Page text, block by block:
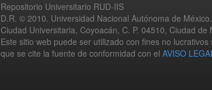
Repositorio Universitario RUD-IIS
D.R. © 2010. Universidad Nacional Autónoma de México.
Ciudad Universitaria, Coyoacán, C. P. 04510, Ciudad de
Este sitio web puede ser utilizado con fines no lucrativos
que se cite la fuente de conformidad con el AVISO